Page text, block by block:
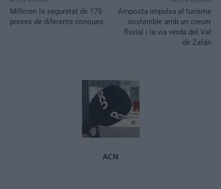
Milloren la seguretat de 175
preses de diferents conques
Amposta impulsa el turisme
sostenible amb un creuer
fluvial i la via verda del Val
de Zafán
ACN